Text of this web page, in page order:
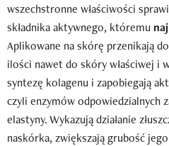
wszechstronne właściwości
składnika aktywnego, któremu
Aplikowane na skórę przenikają
ilości nawet do skóry właściwej i
syntezę kolagenu i zapobiegają
czyli enzymów odpowiedzialnych
elastyny. Wykazują działanie
naskórka, zwiększają grubość